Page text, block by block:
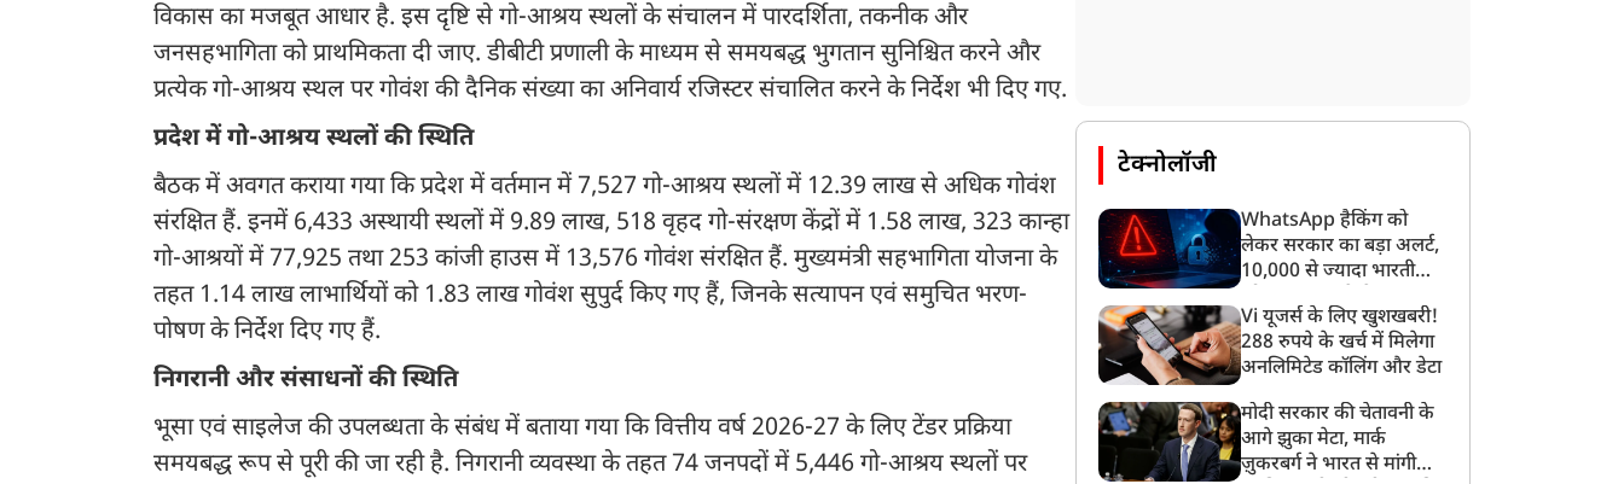
विकास का मजबूत आधार है. इस दृष्टि से गो-आश्रय स्थलों के संचालन में पारदर्शिता, तकनीक और
जनसहभागिता को प्राथमिकता दी जाए. डीबीटी प्रणाली के माध्यम से समयबद्ध भुगतान सुनिश्चित करने और
प्रत्येक गो-आश्रय स्थल पर गोवंश की दैनिक संख्या का अनिवार्य रजिस्टर संचालित करने के निर्देश भी दिए गए.
प्रदेश में गो-आश्रय स्थलों की स्थिति
बैठक में अवगत कराया गया कि प्रदेश में वर्तमान में 7,527 गो-आश्रय स्थलों में 12.39 लाख से अधिक गोवंश
संरक्षित हैं. इनमें 6,433 अस्थायी स्थलों में 9.89 लाख, 518 वृहद गो-संरक्षण केंद्रों में 1.58 लाख, 323 कान्हा
गो-आश्रयों में 77,925 तथा 253 कांजी हाउस में 13,576 गोवंश संरक्षित हैं. मुख्यमंत्री सहभागिता योजना के
तहत 1.14 लाख लाभार्थियों को 1.83 लाख गोवंश सुपुर्द किए गए हैं, जिनके सत्यापन एवं समुचित भरण-
पोषण के निर्देश दिए गए हैं.
निगरानी और संसाधनों की स्थिति
भूसा एवं साइलेज की उपलब्धता के संबंध में बताया गया कि वित्तीय वर्ष 2026-27 के लिए टेंडर प्रक्रिया
समयबद्ध रूप से पूरी की जा रही है. निगरानी व्यवस्था के तहत 74 जनपदों में 5,446 गो-आश्रय स्थलों पर
टेक्नोलॉजी
WhatsApp हैकिंग को
लेकर सरकार का बड़ा अलर्ट,
10,000 से ज्यादा भारतीयों
गया
Vi यूजर्स के लिए खुशखबरी!
288 रुपये के खर्च में मिलेगा
अनलिमिटेड कॉलिंग और डेटा
मोदी सरकार की चेतावनी के
आगे झुका मेटा, मार्क
ज़ुकरबर्ग ने भारत से मांगी